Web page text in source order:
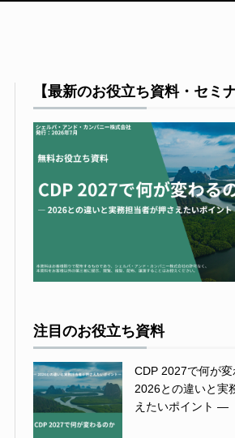
【最新のお役立ち資料・セミナ
注目のお役立ち資料
CDP 2027で何が
2026との違いと実
えたいポイント ―